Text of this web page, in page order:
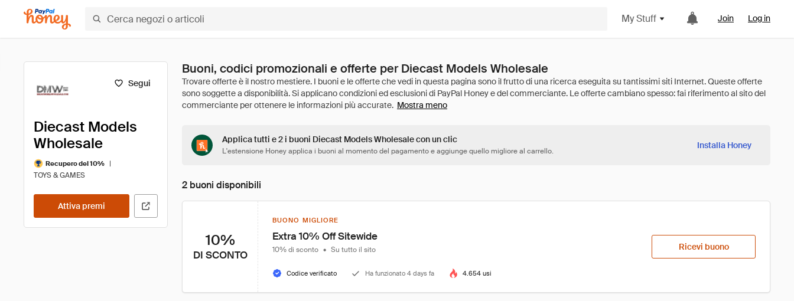
My Stuff Join Log in
Segui
Diecast Models
Wholesale
Recupero del 10%
|
TOYS & GAMES
Attiva premi
Buoni, codici promozionali e offerte per Diecast Models Wholesale
Mostra meno
Applica tutti e 2 i buoni Diecast Models Wholesale con un clic
L'estensione Honey applica i buoni al momento del pagamento e aggiunge quello migliore al carrello.
Installa Honey
2 buoni disponibili
10%
DI SCONTO
BUONO MIGLIORE
Extra 10% Off Sitewide
10% di sconto • Su tutto il sito
Codice verificato Ha funzionato 4 days fa 4.654 usi
Ricevi buono